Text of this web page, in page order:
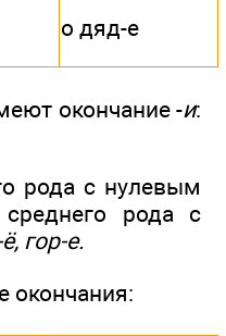
о дяд-е
окончание -и:
рода с нулевым
рода с
гор-е.
окончания: